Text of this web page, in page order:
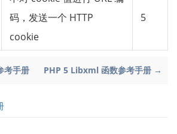
码，发送一个 HTTP
cookie
5
考手册 PHP 5 Libxml 函数参考手册 →